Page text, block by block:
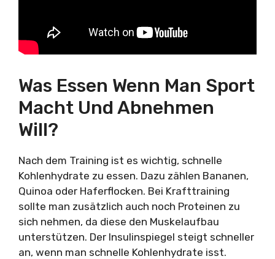
Was Essen Wenn Man Sport
Macht Und Abnehmen
Will?
Nach dem Training ist es wichtig, schnelle
Kohlenhydrate zu essen. Dazu zählen Bananen,
Quinoa oder Haferflocken. Bei Krafttraining
sollte man zusätzlich auch noch Proteinen zu
sich nehmen, da diese den Muskelaufbau
unterstützen. Der Insulinspiegel steigt schneller
an, wenn man schnelle Kohlenhydrate isst.